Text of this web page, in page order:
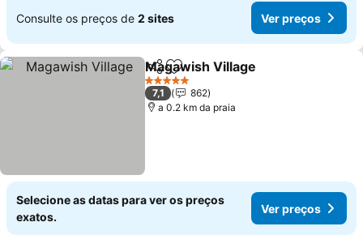
Consulte os preços de 2 sites Ver preços
PartilharAdicionar aos favoritos
Magawish Village
5 Estrelas
7,1
862
a 0.2 km da praia
Selecione as datas para ver os preços
exatos.
Ver preços